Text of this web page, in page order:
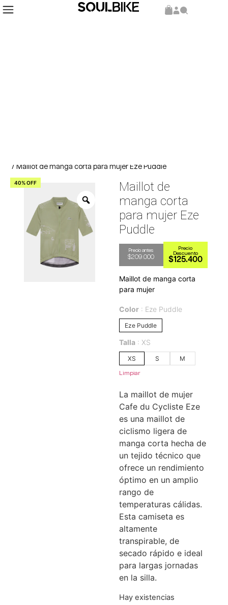
/ Maillot de manga corta para mujer Eze Puddle
40% OFF
Maillot de
manga corta
para mujer Eze
Puddle
$209.000 $125.400
Maillot de manga corta
para mujer
Color Eze Puddle
Eze Puddle
Talla XS
XS S M
Limpiar
La maillot de mujer
Cafe du Cycliste Eze
es una maillot de
ciclismo ligera de
manga corta hecha de
un tejido técnico que
ofrece un rendimiento
óptimo en un amplio
rango de
temperaturas cálidas.
Esta camiseta es
altamente
transpirable, de
secado rápido e ideal
para largas jornadas
en la silla.
Hay existencias